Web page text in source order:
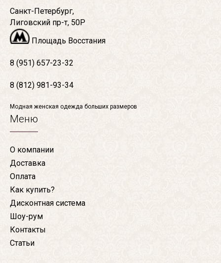
Санкт-Петербург,
Лиговский пр-т, 50Р
Площадь Восстания
8 (951) 657-23-32
8 (812) 981-93-34
Модная женская одежда больших размеров
Меню
О компании
Доставка
Оплата
Как купить?
Дисконтная система
Шоу-рум
Контакты
Статьи